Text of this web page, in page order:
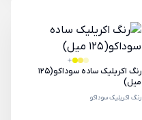
رنگ اکریلیک ساده سوداکو(125
میل)
رنگ اکریلیک سوداکو